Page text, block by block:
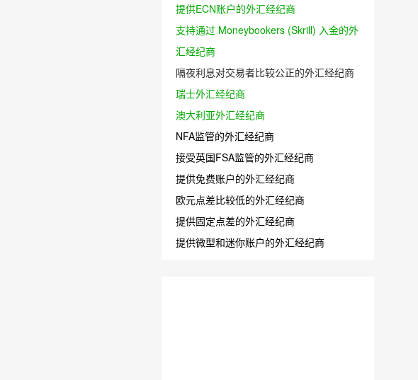
提供ECN账户的外汇经纪商
支持通过 Moneybookers (Skrill) 入金的外
汇经纪商
隔夜利息对交易者比较公正的外汇经纪商
瑞士外汇经纪商
澳大利亚外汇经纪商
NFA监管的外汇经纪商
接受英国FSA监管的外汇经纪商
提供免费账户的外汇经纪商
欧元点差比较低的外汇经纪商
提供固定点差的外汇经纪商
提供微型和迷你账户的外汇经纪商